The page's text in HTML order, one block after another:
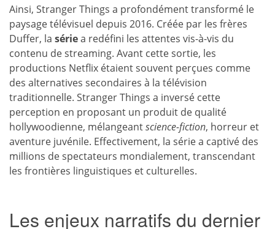
Ainsi, Stranger Things a profondément transformé le
paysage télévisuel depuis 2016. Créée par les frères
Duffer, la sériea redéfini les attentes vis-à-vis du
contenu de streaming. Avant cette sortie, les
productions Netflix étaient souvent perçues comme
des alternatives secondaires à la télévision
traditionnelle. Stranger Things a inversé cette
perception en proposant un produit de qualité
hollywoodienne, mélangeantscience-fiction, horreur et
aventure juvénile. Effectivement, la série a captivé des
millions de spectateurs mondialement, transcendant
les frontières linguistiques et culturelles.
Les enjeux narratifs du dernier